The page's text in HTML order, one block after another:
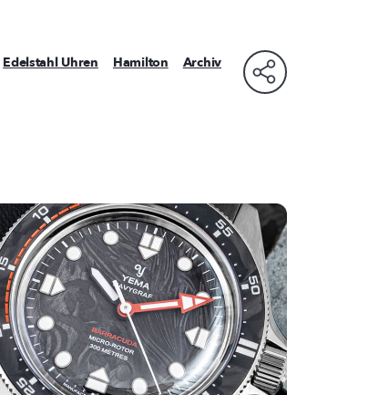
Edelstahl Uhren Hamilton Archiv